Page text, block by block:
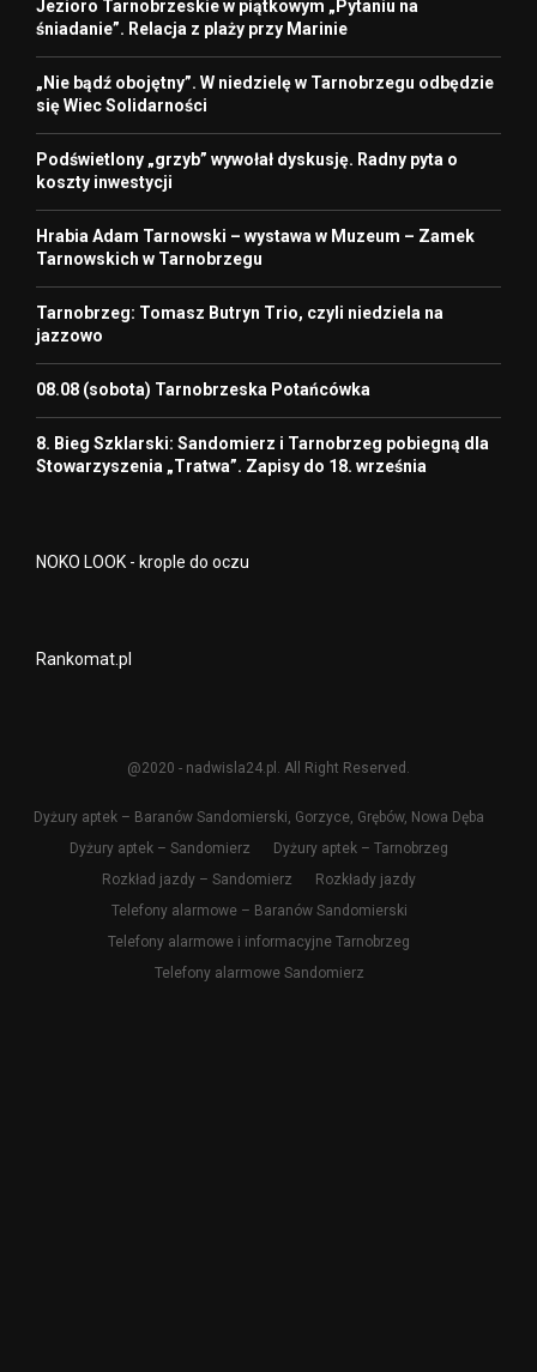
Jezioro Tarnobrzeskie w piątkowym „Pytaniu na
śniadanie”. Relacja z plaży przy Marinie
„Nie bądź obojętny”. W niedzielę w Tarnobrzegu odbędzie
się Wiec Solidarności
Podświetlony „grzyb” wywołał dyskusję. Radny pyta o
koszty inwestycji
Hrabia Adam Tarnowski – wystawa w Muzeum – Zamek
Tarnowskich w Tarnobrzegu
Tarnobrzeg: Tomasz Butryn Trio, czyli niedziela na
jazzowo
08.08 (sobota) Tarnobrzeska Potańcówka
8. Bieg Szklarski: Sandomierz i Tarnobrzeg pobiegną dla
Stowarzyszenia „Tratwa”. Zapisy do 18. września
NOKO LOOK - krople do oczu
Rankomat.pl
@2020 - nadwisla24.pl. All Right Reserved.
Dyżury aptek – Baranów Sandomierski, Gorzyce, Grębów, Nowa Dęba
Dyżury aptek – Sandomierz
Dyżury aptek – Tarnobrzeg
Rozkład jazdy – Sandomierz
Rozkłady jazdy
Telefony alarmowe – Baranów Sandomierski
Telefony alarmowe i informacyjne Tarnobrzeg
Telefony alarmowe Sandomierz